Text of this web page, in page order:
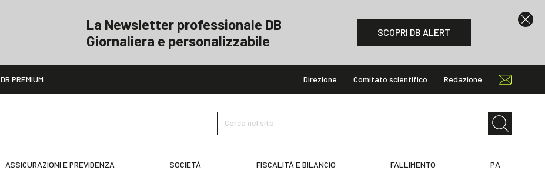
La Newsletter professionale DB
Giornaliera e personalizzabile
SCOPRI DB ALERT
DB PREMIUM Direzione Comitato scientifico Redazione
Cerca nel sito
ASSICURAZIONI E PREVIDENZA SOCIETÀ FISCALITÀ E BILANCIO FALLIMENTO PA